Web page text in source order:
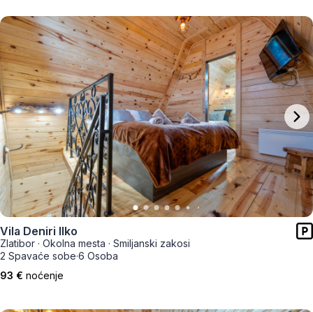
Vila Deniri Ilko
Zlatibor · Okolna mesta · Smiljanski zakosi
2 Spavaće sobe·6 Osoba
93 € noćenje